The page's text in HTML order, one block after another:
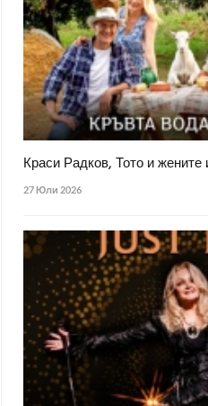
Краси Радков, Тото и
27 Юли 2026